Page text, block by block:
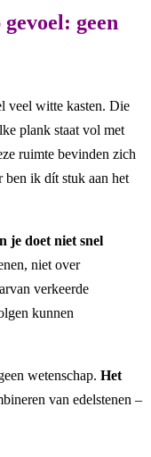
geen
veel witte kasten. Die
plank staat vol met
ruimte bevinden zich
ben ik dít stuk aan het
je doet niet snel
niet over
verkeerde
kunnen
wetenschap. Het
van edelstenen –